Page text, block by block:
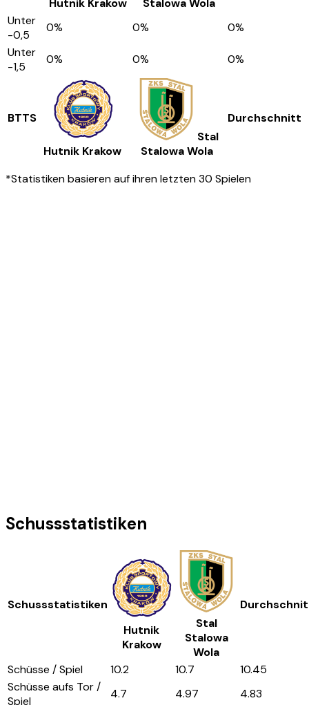
Hutnik Krakow
Stalowa Wola
Unter
-0,5
0% 0% 0%
Unter
-1,5
0% 0% 0%
BTTS
Hutnik Krakow
Stal
Stalowa Wola
Durchschnitt
*Statistiken basieren auf ihren letzten 30 Spielen
Schussstatistiken
Schussstatistiken
Hutnik
Krakow
Stal
Stalowa
Wola
Schüsse / Spiel 10.2 10.7
10.45
Schüsse aufs Tor /
Spiel
4.7 4.97
4.83